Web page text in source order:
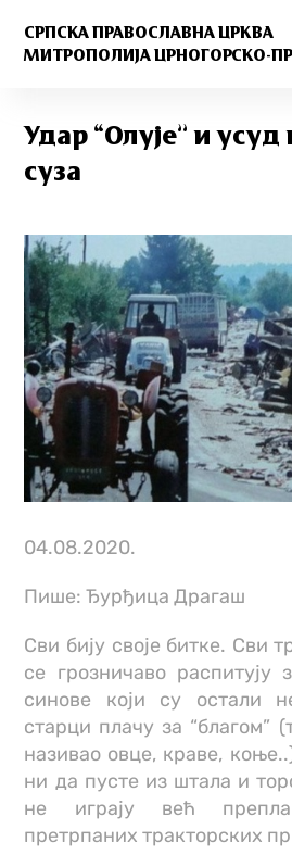
СРПСКА ПРАВОСЛАВНА ЦРКВА
МИТРОПОЛИЈА ЦРНОГОРСКО-
Удар “Олује” и
суза
04.08.2020.
Пише: Ђурђица Драгаш
Сви бију своје битке. Сви
се грозничаво распитују
синове који су остали
старци плачу за “благом”
називао овце, краве,
ни да пусте из штала и
не играју већ
претрпаних тракторских